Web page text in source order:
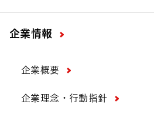
企業情報
企業概要
企業理念・行動指針